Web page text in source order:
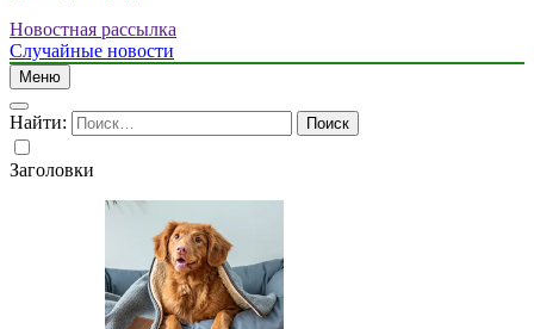
Новостная рассылка
Случайные новости
Меню
Найти:
Заголовки